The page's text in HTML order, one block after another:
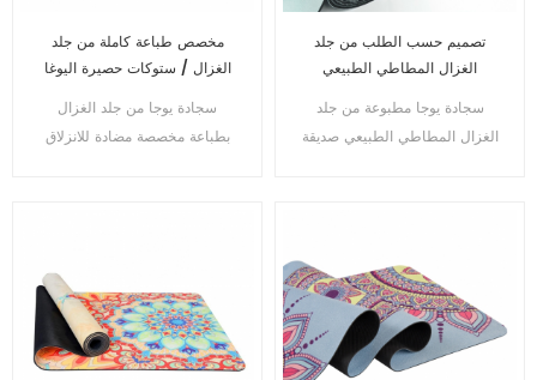
مخصص طباعة كاملة من جلد
الغزال / ستوكات حصيرة اليوغا
سجادة يوجا من جلد الغزال
بطباعة مخصصة مضادة للانزلاق
تصميم حسب الطلب من جلد
الغزال المطاطي الطبيعي
سجادة يوجا مطبوعة من جلد
الغزال المطاطي الطبيعي صديقة